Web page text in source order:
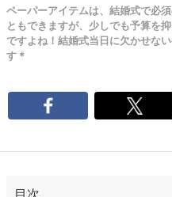
ペーパーアイテムは、結婚式で必
ともできますが、少しでも予算を
ですよね！結婚式当日に欠かせな
す＊
目次